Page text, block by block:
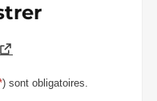
) sont obligatoires.